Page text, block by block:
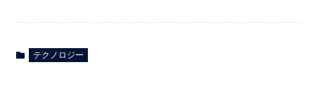
テクノロジー